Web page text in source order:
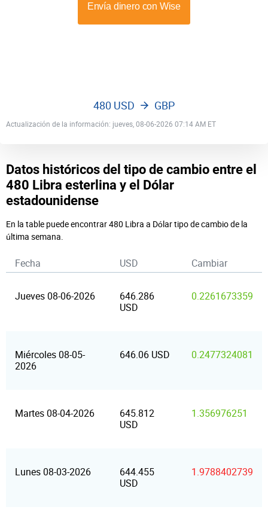
Actualización de la información: jueves, 08-06-2026 07:14 AM ET
480 USD GBP
Datos históricos del tipo de cambio entre el
480 Libra esterlina y el Dólar
estadounidense
En la table puede encontrar 480 Libra a Dólar tipo de cambio de la
última semana.
Fecha USD Cambiar
Jueves 08-06-2026
646.286
USD
0.2261673359
Miércoles 08-05-
2026
646.06 USD 0.2477324081
Martes 08-04-2026
645.812
USD
1.356976251
Lunes 08-03-2026
644.455
USD
1.9788402739